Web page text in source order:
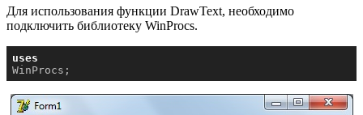
Для использования функции DrawText, необходимо
подключить библиотеку WinProcs.
uses
WinProcs;